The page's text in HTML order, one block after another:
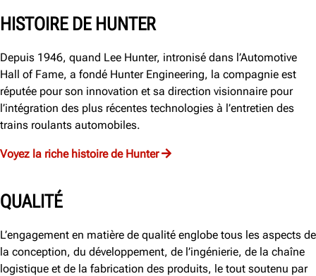
HISTOIRE DE HUNTER
Depuis 1946, quand Lee Hunter, intronisé dans l’Automotive
Hall of Fame, a fondé Hunter Engineering, la compagnie est
réputée pour son innovation et sa direction visionnaire pour
l’intégration des plus récentes technologies à l’entretien des
trains roulants automobiles.
Voyez la riche histoire de Hunter
QUALITÉ
L’engagement en matière de qualité englobe tous les aspects de
la conception, du développement, de l’ingénierie, de la chaîne
logistique et de la fabrication des produits, le tout soutenu par